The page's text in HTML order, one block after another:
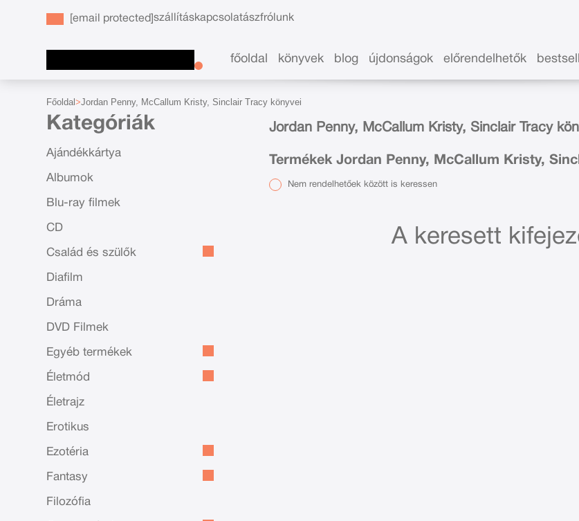
[email protected]szállításkapcsolatászfrólunk
főoldal könyvek blog újdonságok előrendelhetők
Főoldal Jordan Penny, McCallum Kristy, Sinclair Tracy könyvei
Kategóriák
Ajándékkártya
Albumok
Blu-ray filmek
CD
Család és szülők
Diafilm
Dráma
DVD Filmek
Egyéb termékek
Életmód
Életrajz
Erotikus
Ezotéria
Fantasy
Filozófia
Jordan Penny, McCallum Kristy, Sinclair Tracy
Termékek Jordan Penny, McCallum Kristy,
Nem rendelhetőek között is keressen
A keresett